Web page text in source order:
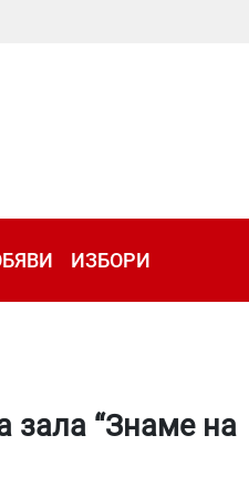
ИЗБОРИ
зала “Знаме на